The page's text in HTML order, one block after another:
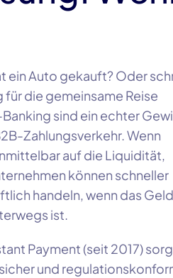
ein Auto gekauft? Oder
die gemeinsame Reise
sind ein echter
Zahlungsverkehr. Wenn
auf die Liquidität,
können schneller
handeln, wenn das
ist.
Payment (seit 2017)
und